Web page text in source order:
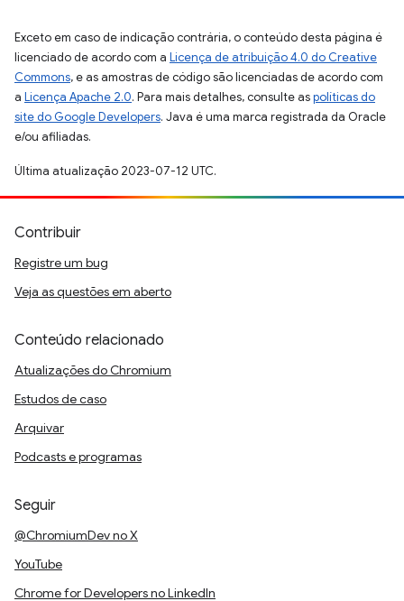
Exceto em caso de indicação contrária, o conteúdo desta página é
licenciado de acordo com a Licença de atribuição 4.0 do Creative
Commons, e as amostras de código são licenciadas de acordo com
a Licença Apache 2.0. Para mais detalhes, consulte aspolíticas do
site do Google Developers. Java é uma marca registrada da Oracle
e/ou afiliadas.
Última atualização 2023-07-12 UTC.
Contribuir
Registre um bug
Veja as questões em aberto
Conteúdo relacionado
Atualizações do Chromium
Estudos de caso
Arquivar
Podcasts e programas
Seguir
@ChromiumDev no X
YouTube
Chrome for Developers no LinkedIn